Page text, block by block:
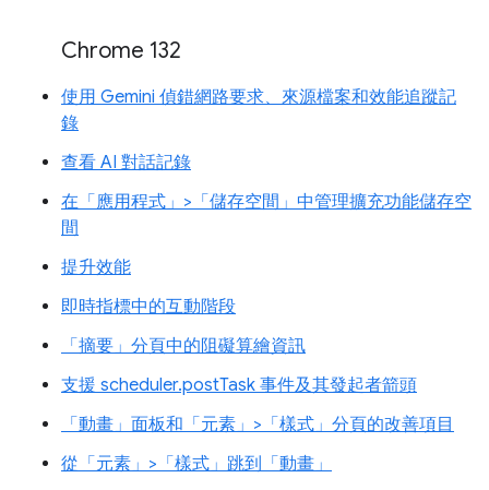
Chrome 132
使用 Gemini 偵錯網路要求、來源檔案和效能追蹤記
錄
查看 AI 對話記錄
在「應用程式」>「儲存空間」中管理擴充功能儲存空
間
提升效能
即時指標中的互動階段
「摘要」分頁中的阻礙算繪資訊
支援 scheduler.postTask 事件及其發起者箭頭
「動畫」面板和「元素」>「樣式」分頁的改善項目
從「元素」>「樣式」跳到「動畫」